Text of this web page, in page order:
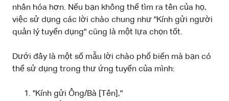
nhân hóa hơn. Nếu bạn không thể tìm ra tên của họ,
việc sử dụng các lời chào chung như "Kính gửi người
quản lý tuyển dụng" cũng là một lựa chọn tốt.
Dưới đây là một số mẫu lời chào phổ biến mà bạn có
thể sử dụng trong thư ứng tuyển của mình:
"Kính gửi Ông/Bà [Tên],"